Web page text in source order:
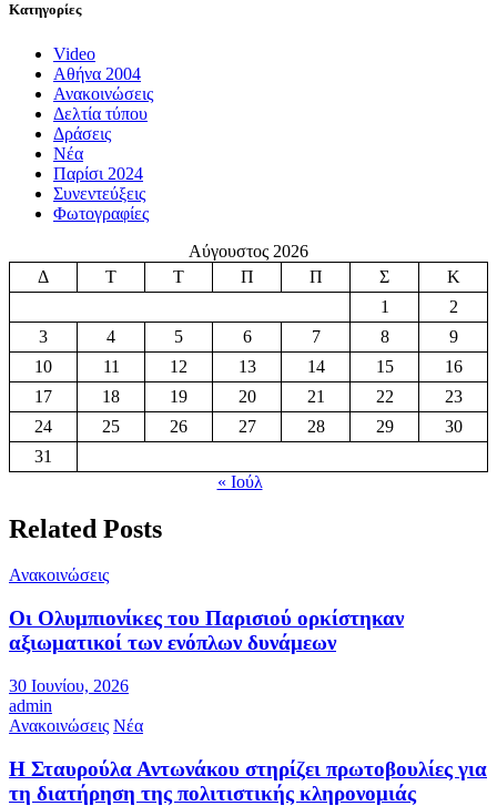
Κατηγορίες
Video
Αθήνα 2004
Ανακοινώσεις
Δελτία τύπου
Δράσεις
Νέα
Παρίσι 2024
Συνεντεύξεις
Φωτογραφίες
Αύγουστος 2026
Δ
Τ Τ Π Π Σ
Κ
1
2
3
4 5 6 7 8
9
10
11 12 13 14 15
16
17
18 19 20 21 22
23
24
25 26 27 28 29
30
31
« Ιούλ
Related Posts
Ανακοινώσεις
Οι Ολυμπιονίκες του Παρισιού ορκίστηκαν
αξιωματικοί των ενόπλων δυνάμεων
30 Ιουνίου, 2026
admin
Ανακοινώσεις Νέα
Η Σταυρούλα Αντωνάκου στηρίζει πρωτοβουλίες για
τη διατήρηση της πολιτιστικής κληρονομιάς